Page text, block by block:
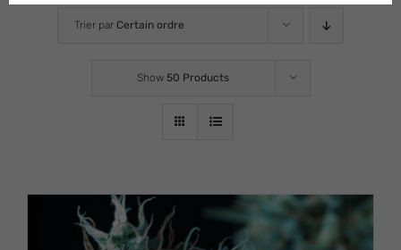
Trier par Certain ordre
Show 50 Products